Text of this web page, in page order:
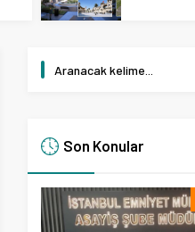
Son Konular